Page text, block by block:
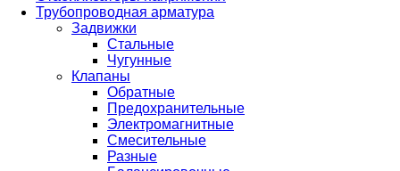
Трубопроводная арматура
Задвижки
Стальные
Чугунные
Клапаны
Обратные
Предохранительные
Электромагнитные
Смесительные
Разные